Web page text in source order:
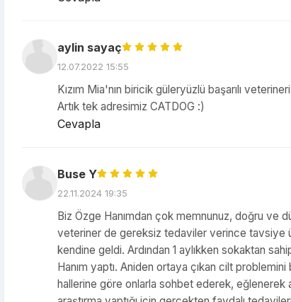
aylin sayaç
12.07.2022 15:55
Kızım Mia'nın biricik güleryüzlü başarılı
Artık tek adresimiz CATDOG :)
Cevapla
Buse Y
22.11.2024 19:35
Biz Özge Hanımdan çok memnunuz, doğru ve
veteriner de gereksiz tedaviler verince tavsiye
kendine geldi. Ardından 1 aylıkken sokaktan
Hanım yaptı. Aniden ortaya çıkan cilt
hallerine göre onlarla sohbet ederek, eğlenerek